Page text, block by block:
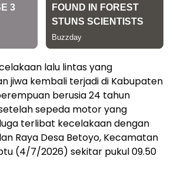
lalu lintas yang
jiwa kembali terjadi di Kabupaten
berusia 24 tahun
sepeda motor yang
terlibat kecelakaan dengan
Raya Desa Betoyo, Kecamatan
(4/7/2026) sekitar pukul 09.50